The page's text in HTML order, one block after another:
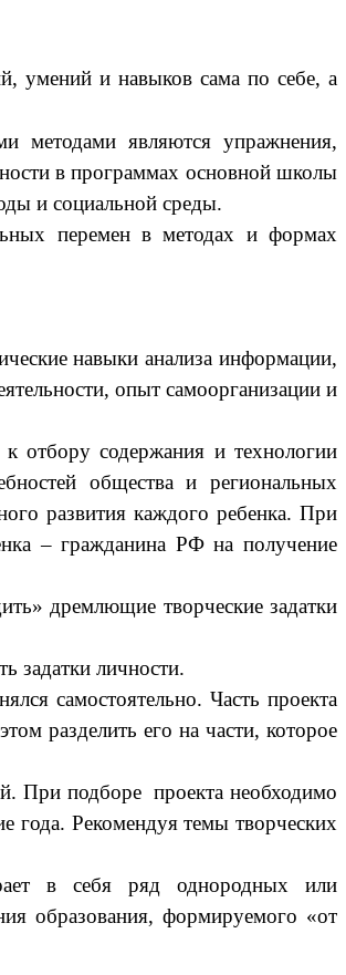
умений и навыков сама по себе, а
методами являются упражнения,
в программах основной школы
и социальной среды.
перемен в методах и формах
навыки анализа информации,
опыт самоорганизации и
отбору содержания и технологии
общества и региональных
развития каждого ребенка. При
– гражданина РФ на получение
дремлющие творческие задатки
задатки личности.
самостоятельно. Часть проекта
разделить его на части, которое
При подборе проекта необходимо
года. Рекомендуя темы творческих
в себя ряд однородных или
образования, формируемого «от